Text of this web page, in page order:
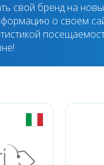
свой бренд на
о своем